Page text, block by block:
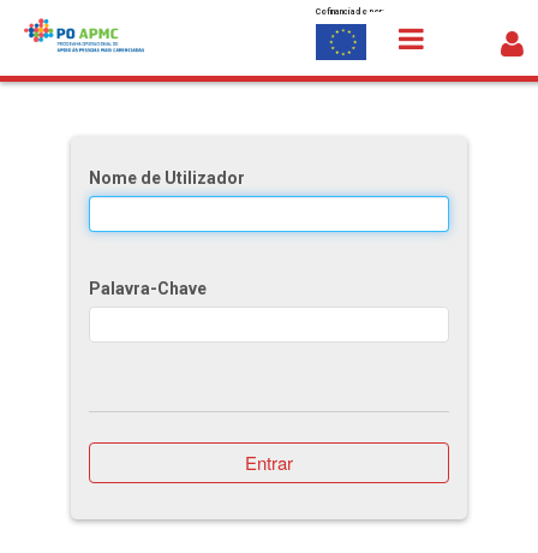
Saltar para o conteúdo
Cofinanciado por:
Nome de Utilizador
Palavra-Chave
Entrar